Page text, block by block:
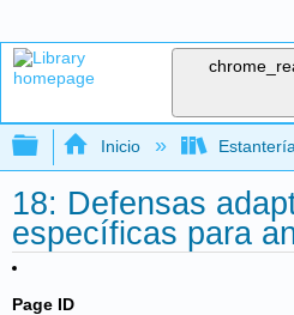
Expandir/contraer
Inicio Estantería
18: Defensas
específicas para
Page ID